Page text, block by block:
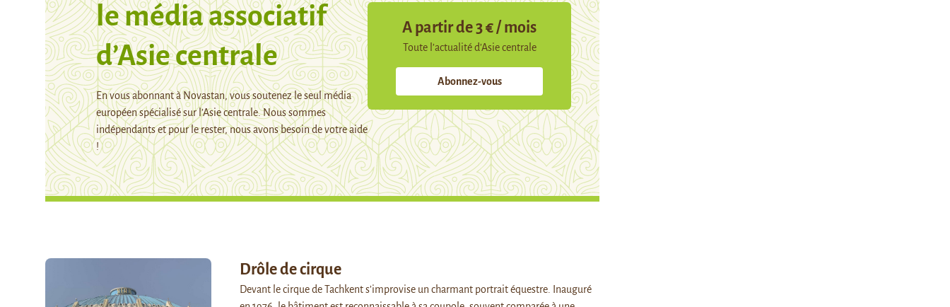
le média associatif
d’Asie centrale
En vous abonnant à Novastan, vous soutenez le seul média
européen spécialisé sur l’Asie centrale. Nous sommes
indépendants et pour le rester, nous avons besoin de votre aide
!
A partir de 3 € / mois
Toute l’actualité d’Asie centrale
Abonnez-vous
Drôle de cirque
Devant le cirque de Tachkent s’improvise un charmant portrait équestre. Inauguré